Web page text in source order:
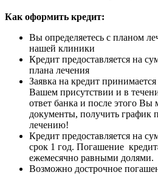
Как оформить кредит:
Вы определяетесь с планом
нашей клиники
Кредит предоставляется на
плана лечения
Заявка на кредит
Вашем присутствии и в
ответ банка и после этого Вы
документы, получить график
лечению!
Кредит предоставляется на
срок 1 год. Погашение
ежемесячно равными долями.
Возможно дострочное